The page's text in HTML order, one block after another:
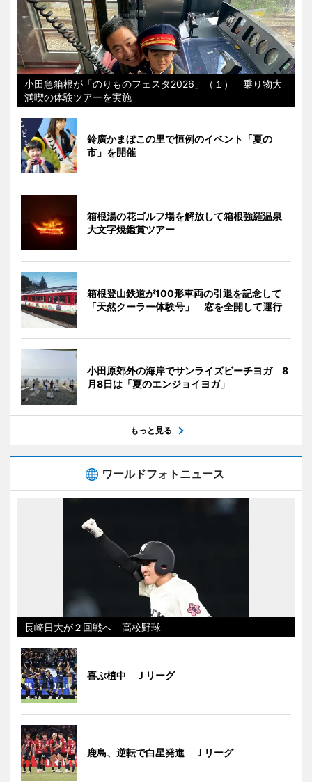
小田急箱根が「のりものフェスタ2026」（１） 乗り物大
満喫の体験ツアーを実施
鈴廣かまぼこの里で恒例のイベント「夏の
市」を開催
箱根湯の花ゴルフ場を解放して箱根強羅温泉
大文字焼鑑賞ツアー
箱根登山鉄道が100形車両の引退を記念して
「天然クーラー体験号」 窓を全開して運行
小田原郊外の海岸でサンライズビーチヨガ 8
月8日は「夏のエンジョイヨガ」
もっと見る
ワールドフォトニュース
長崎日大が２回戦へ 高校野球
喜ぶ植中 Ｊリーグ
鹿島、逆転で白星発進 Ｊリーグ